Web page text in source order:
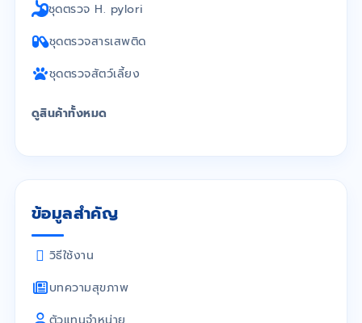
ชุดตรวจ H. pylori
ชุดตรวจสารเสพติด
ชุดตรวจสัตว์เลี้ยง
ดูสินค้าทั้งหมด
ข้อมูลสำคัญ
วิธีใช้งาน
บทความสุขภาพ